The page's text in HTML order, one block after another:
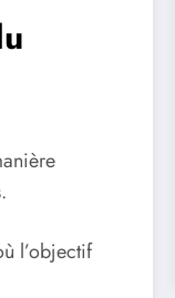
l’objectif